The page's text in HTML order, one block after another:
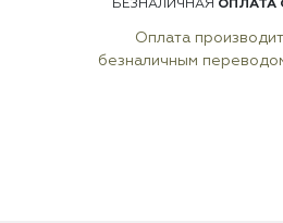
БЕЗНАЛИЧНАЯ ОПЛАТА
Оплата
безналичным